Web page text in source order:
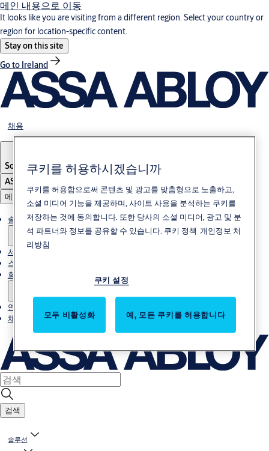
메인 내용으로 이동
It looks like you are visiting from a different region. Select your country or
region for location-specific content.
Stay on this site
Go to Ireland
채용
South Korea ·한국어
ASSA ABLOY Group
메뉴
솔루션
서비스
스토리
회사소개
연락처
채용
검색
솔루션
쿠키를 허용하시겠습니까
쿠키를 허용함으로써 콘텐츠 및 광고를 맞춤형으로 노출하고,
소셜 미디어 기능을 제공하며, 사이트 사용을 분석하는 쿠키를
저장하는 것에 동의합니다. 또한 당사의 소셜 미디어, 광고 및 분
석 파트너와 정보를 공유할 수 있습니다. 쿠키 정책 개인정보 처
리방침
쿠키 설정
모두 비활성화 예, 모든 쿠키를 허용합니다